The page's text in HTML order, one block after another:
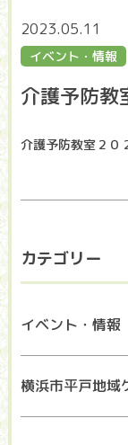
2023.05.11
イベント・情報
介護予防
介護予防教室２０
カテゴリー
イベント・情報
横浜市平戸地域